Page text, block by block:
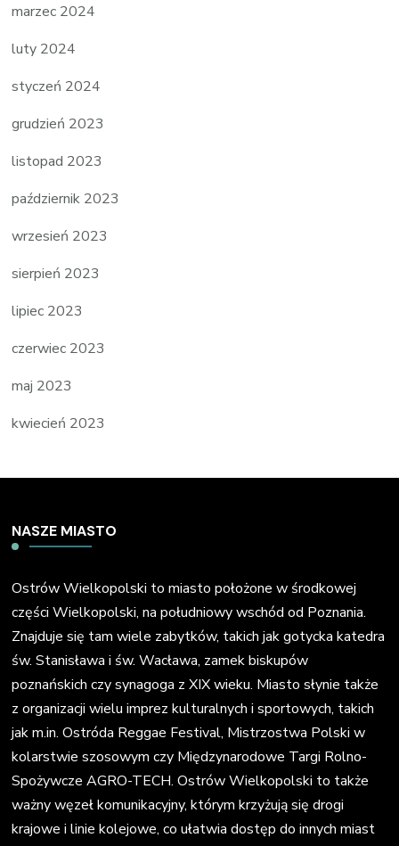
marzec 2024
luty 2024
styczeń 2024
grudzień 2023
listopad 2023
październik 2023
wrzesień 2023
sierpień 2023
lipiec 2023
czerwiec 2023
maj 2023
kwiecień 2023
NASZE MIASTO
Ostrów Wielkopolski to miasto położone w środkowej
części Wielkopolski, na południowy wschód od Poznania.
Znajduje się tam wiele zabytków, takich jak gotycka katedra
św. Stanisława i św. Wacława, zamek biskupów
poznańskich czy synagoga z XIX wieku. Miasto słynie także
z organizacji wielu imprez kulturalnych i sportowych, takich
jak m.in. Ostróda Reggae Festival, Mistrzostwa Polski w
kolarstwie szosowym czy Międzynarodowe Targi Rolno-
Spożywcze AGRO-TECH. Ostrów Wielkopolski to także
ważny węzeł komunikacyjny, którym krzyżują się drogi
krajowe i linie kolejowe, co ułatwia dostęp do innych miast